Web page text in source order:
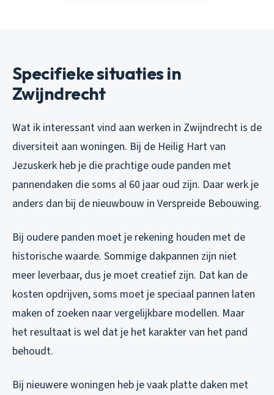
Specifieke situaties in
Zwijndrecht
Wat ik interessant vind aan werken in Zwijndrecht is de
diversiteit aan woningen. Bij de Heilig Hart van
Jezuskerk heb je die prachtige oude panden met
pannendaken die soms al 60 jaar oud zijn. Daar werk je
anders dan bij de nieuwbouw in Verspreide Bebouwing.
Bij oudere panden moet je rekening houden met de
historische waarde. Sommige dakpannen zijn niet
meer leverbaar, dus je moet creatief zijn. Dat kan de
kosten opdrijven, soms moet je speciaal pannen laten
maken of zoeken naar vergelijkbare modellen. Maar
het resultaat is wel dat je het karakter van het pand
behoudt.
Bij nieuwere woningen heb je vaak platte daken met